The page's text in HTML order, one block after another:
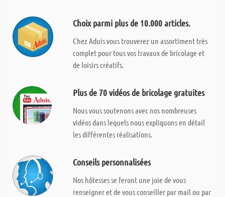
Choix parmi plus de 10.000 articles.
Chez Aduis vous trouverez un assortiment très
complet pour tous vos travaux de bricolage et
de loisirs créatifs.
Plus de 70 vidéos de bricolage gratuites
Nous vous soutenons avec nos nombreuses
vidéos dans lequels nous expliquons en détail
les différentes réalisations.
Conseils personnalisées
Nos hôtesses se feront une joie de vous
renseigner et de vous conseiller par mail ou par